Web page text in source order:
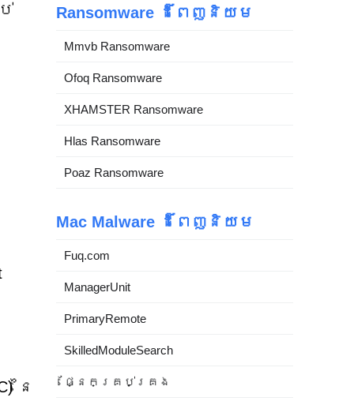
នៃ
Ransomware ដ៏ពេញនិយម
Mmvb Ransomware
Ofoq Ransomware
XHAMSTER Ransomware
Hlas Ransomware
Poaz Ransomware
Mac Malware ដ៏ពេញនិយម
Fuq.com
ManagerUnit
PrimaryRemote
SkilledModuleSearch
ផ្នែកគ្រប់គ្រង